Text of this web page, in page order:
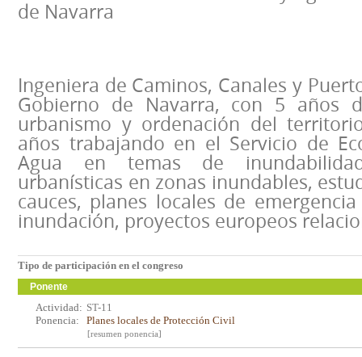
de Navarra
Ingeniera de Caminos, Canales y
Gobierno de Navarra, con 5 años
urbanismo y ordenación del
años trabajando en el Servicio de
Agua en temas de
urbanísticas en zonas inundables,
cauces, planes locales de
inundación, proyectos europeos
Tipo de participación en el congreso
Ponente
Actividad: ST-11
Ponencia:
Planes locales de Protección Civil
[resumen ponencia]